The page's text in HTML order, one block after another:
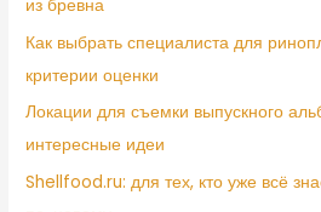
из бревна
Как выбрать специалиста для
критерии оценки
Локации для съемки выпускного
интересные идеи
Shellfood.ru: для тех, кто уже всё